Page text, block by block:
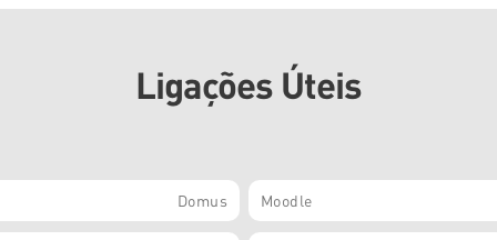
Ligações Úteis
Domus Moodle